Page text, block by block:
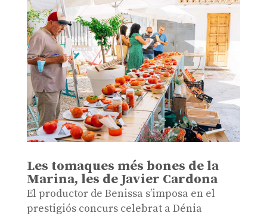
Les tomaques més bones de la
Marina, les de Javier Cardona
El productor de Benissa s’imposa en el
prestigiós concurs celebrat a Dénia